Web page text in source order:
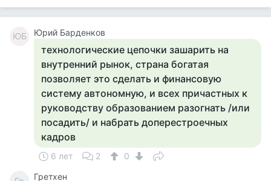
ЮБ Юрий Барденков
технологические цепочки зашарить на
внутренний рынок, страна богатая
позволяет это сделать и финансовую
систему автономную, и всех причастных к
руководству образованием разогнать /или
посадить/ и набрать доперестроечных
кадров
6 лет 2 0
Гретхен